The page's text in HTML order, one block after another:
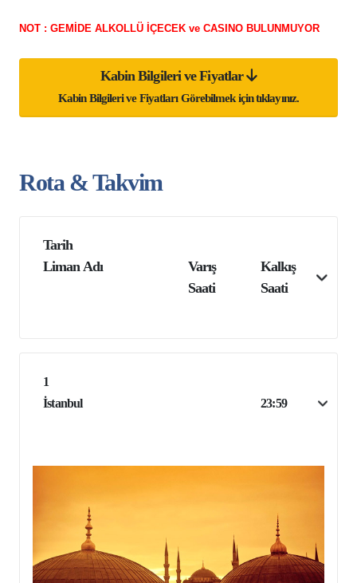
NOT : GEMİDE ALKOLLÜ İÇECEK ve CASINO BULUNMUYOR
Kabin Bilgileri ve Fiyatlar
Kabin Bilgileri ve Fiyatları Görebilmek için tıklayınız.
Rota & Takvim
Tarih
Liman Adı
Varış
Saati
Kalkış
Saati
1
İstanbul
23:59